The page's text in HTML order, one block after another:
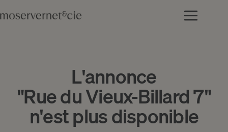
L'annonce
"Rue du Vieux-Billard 7"
n'est plus disponible